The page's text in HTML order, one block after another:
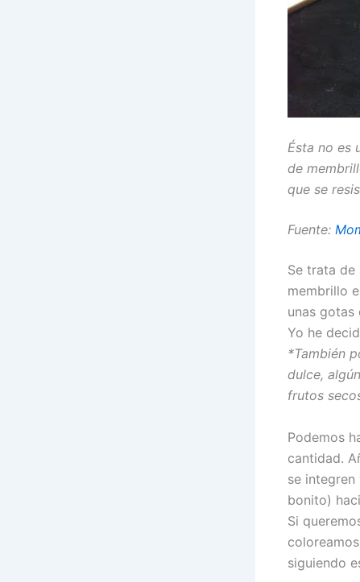
Ésta no es
de
que se
Fuente:
Se trata de
membrillo
unas gotas
Yo he
*También
dulce,
frutos
Podemos
cantidad.
se
bonito)
Si
siguiendo